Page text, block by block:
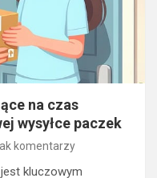
na czas
wysyłce paczek
komentarzy
kluczowym